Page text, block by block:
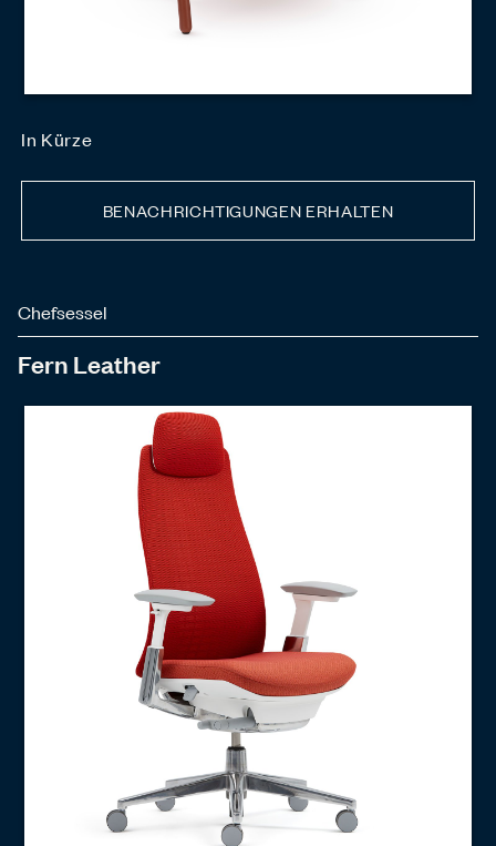
In Kürze
BENACHRICHTIGUNGEN ERHALTEN
Chefsessel
Fern Leather